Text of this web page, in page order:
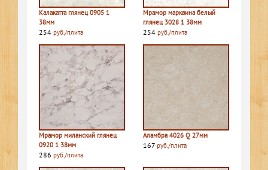
Калакатта глянец 0905 1
38мм
254 руб./плита
Мрамор марквина белый
глянец 3028 1 38мм
254 руб./плита
Мрамор миланский глянец
0920 1 38мм
286 руб./плита
Аламбра 4026 Q 27мм
167 руб./плита